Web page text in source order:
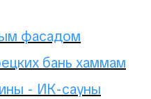
фасадом
бань хаммам
- ИК-сауны